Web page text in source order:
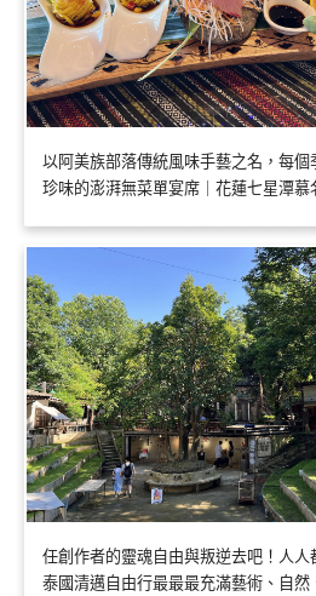
以阿美族部落傳統風味手藝之名，每
珍味的澎湃無菜單宴席｜花蓮七星潭慕
任創作者的靈魂自由與叛逆去吧！人人
泰國清邁自由行最最最充滿藝術、自